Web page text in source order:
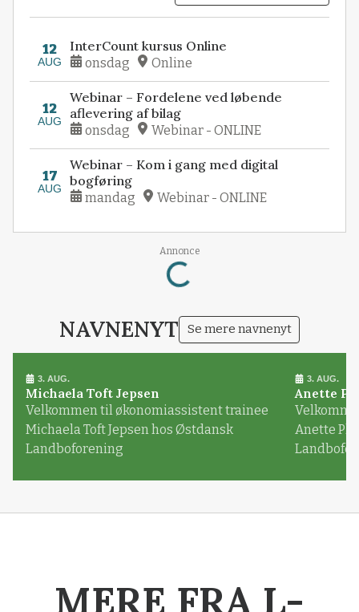
12
AUG
InterCount kursus Online
onsdag Online
12
AUG
Webinar – Fordelene ved løbende
aflevering af bilag
onsdag Webinar - ONLINE
17
AUG
Webinar – Kom i gang med digital
bogføring
mandag Webinar - ONLINE
Annonce
Loading...
NAVNENYT Se mere navnenyt
3. AUG.
Michaela Toft Jepsen
Velkommen til økonomiassistent trainee
Michaela Toft Jepsen hos Østdansk
Landboforening
3. AUG.
Anette
Anette
MERE FRA L-